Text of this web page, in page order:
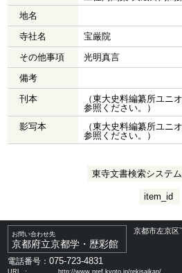
地名
寺社名
宝厳院
その他事項
光明真言
備考
刊本
（東大史料編纂所ユニ
参照ください。）
影写本
（東大史料編纂所ユニ
参照ください。）
東寺文書検索システ
item_id
お問い合わせ先
京都府立京都学・歴彩館
京都市左京区
電話番号：075-723-4831
URL ： http://www.pref.kyoto.jp/rekisaikan/